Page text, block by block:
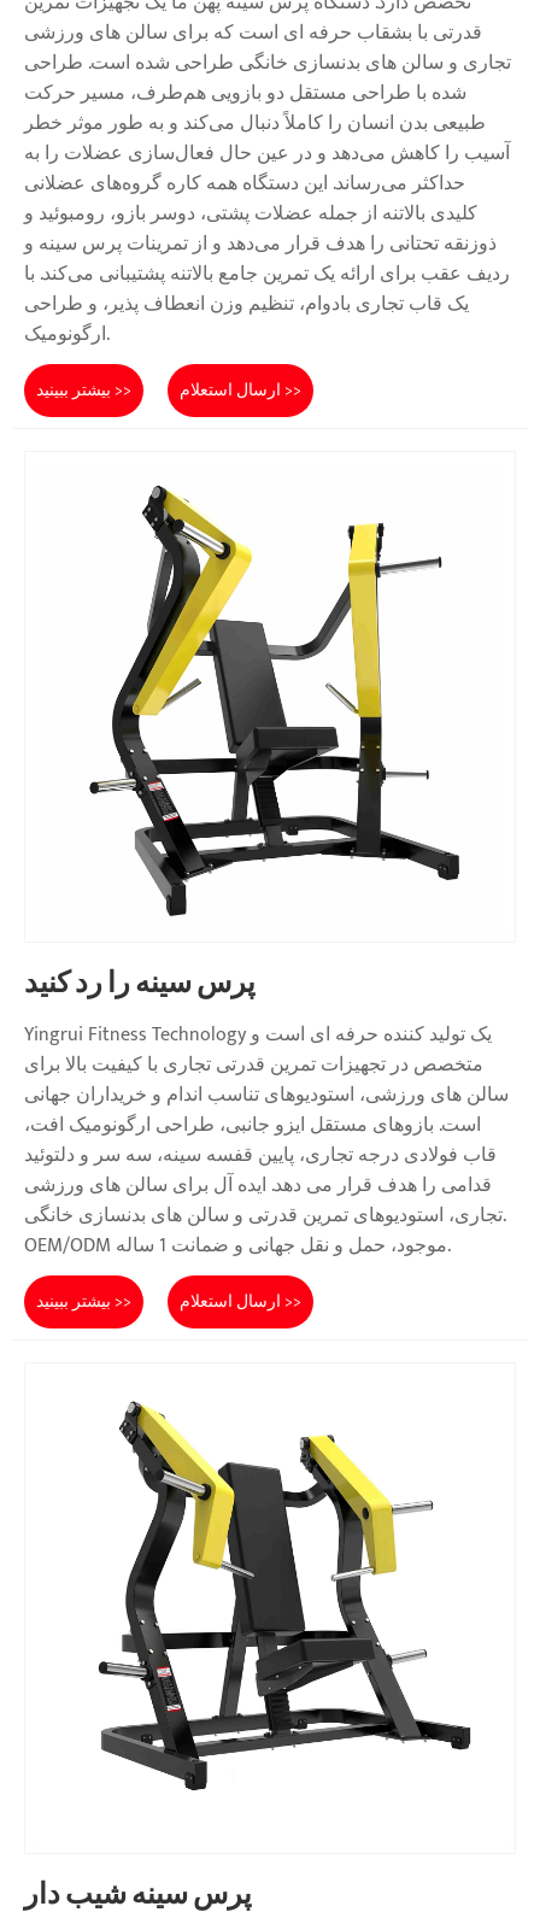
قدرتی با بشقاب حرفه ای است که برای سالن های ورزشی
تجاری و سالن های بدنسازی خانگی طراحی شده است. طراحی
شده با طراحی مستقل دو بازویی هم‌طرف، مسیر حرکت
طبیعی بدن انسان را کاملاً دنبال می‌کند و به طور موثر خطر
آسیب را کاهش می‌دهد و در عین حال فعال‌سازی عضلات را به
حداکثر می‌رساند. این دستگاه همه کاره گروه‌های عضلانی
کلیدی بالاتنه از جمله عضلات پشتی، دوسر بازو، رومبوئید و
ذوزنقه تحتانی را هدف قرار می‌دهد و از تمرینات پرس سینه و
ردیف عقب برای ارائه یک تمرین جامع بالاتنه پشتیبانی می‌کند. با
یک قاب تجاری بادوام، تنظیم وزن انعطاف پذیر، و طراحی
ارگونومیک.
بیشتر ببینید >> ارسال استعلام >>
پرس سینه را رد کنید
Yingrui Fitness Technology یک تولید کننده حرفه ای است و
متخصص در تجهیزات تمرین قدرتی تجاری با کیفیت بالا برای
سالن های ورزشی، استودیوهای تناسب اندام و خریداران جهانی
است. بازوهای مستقل ایزو جانبی، طراحی ارگونومیک افت،
قاب فولادی درجه تجاری، پایین قفسه سینه، سه سر و دلتوئید
قدامی را هدف قرار می دهد. ایده آل برای سالن های ورزشی
تجاری، استودیوهای تمرین قدرتی و سالن های بدنسازی خانگی.
OEM/ODM موجود، حمل و نقل جهانی و ضمانت 1 ساله.
بیشتر ببینید >> ارسال استعلام >>
پرس سینه شیب دار